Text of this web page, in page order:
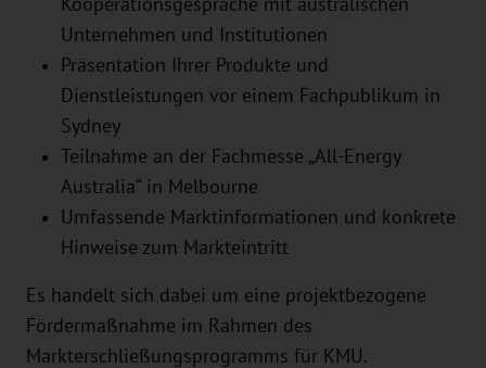
Unternehmen und Institutionen
Präsentation Ihrer Produkte und
Dienstleistungen vor einem Fachpublikum in
Sydney
Teilnahme an der Fachmesse „All-Energy
Australia“ in Melbourne
Umfassende Marktinformationen und konkrete
Hinweise zum Markteintritt
Es handelt sich dabei um eine projektbezogene
Fördermaßnahme im Rahmen des
Markterschließungsprogramms für KMU.